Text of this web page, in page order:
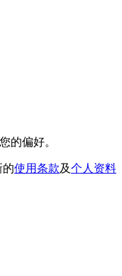
的偏好。
的使用条款及个人资料